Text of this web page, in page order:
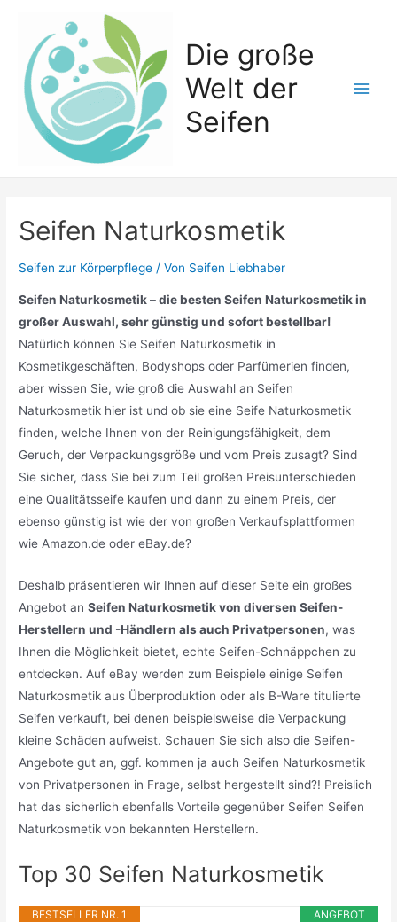
springen
Die große
Welt der
Seifen
Seifen Naturkosmetik
Seifen zur Körperpflege / Von Seifen Liebhaber
Seifen Naturkosmetik – die besten Seifen Naturkosmetik in
großer Auswahl, sehr günstig und sofort bestellbar!
Natürlich können Sie Seifen Naturkosmetik in
Kosmetikgeschäften, Bodyshops oder Parfümerien finden,
aber wissen Sie, wie groß die Auswahl an Seifen
Naturkosmetik hier ist und ob sie eine Seife Naturkosmetik
finden, welche Ihnen von der Reinigungsfähigkeit, dem
Geruch, der Verpackungsgröße und vom Preis zusagt? Sind
Sie sicher, dass Sie bei zum Teil großen Preisunterschieden
eine Qualitätsseife kaufen und dann zu einem Preis, der
ebenso günstig ist wie der von großen Verkaufsplattformen
wie Amazon.de oder eBay.de?
Deshalb präsentieren wir Ihnen auf dieser Seite ein großes
Angebot anSeifen Naturkosmetik von diversen Seifen-
Herstellern und -Händlern als auch Privatpersonen, was
Ihnen die Möglichkeit bietet, echte Seifen-Schnäppchen zu
entdecken. Auf eBay werden zum Beispiele einige Seifen
Naturkosmetik aus Überproduktion oder als B-Ware titulierte
Seifen verkauft, bei denen beispielsweise die Verpackung
kleine Schäden aufweist. Schauen Sie sich also die Seifen-
Angebote gut an, ggf. kommen ja auch Seifen Naturkosmetik
von Privatpersonen in Frage, selbst hergestellt sind?! Preislich
hat das sicherlich ebenfalls Vorteile gegenüber Seifen Seifen
Naturkosmetik von bekannten Herstellern.
Top 30 Seifen Naturkosmetik
ANGEBOT
BESTSELLER NR. 1